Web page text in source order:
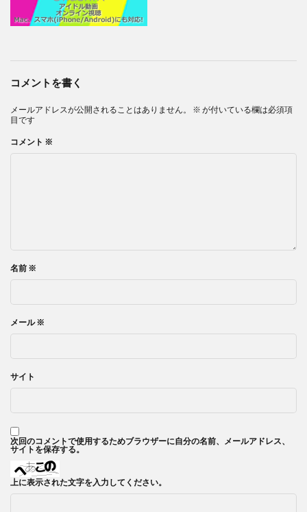
コメントを書く
メールアドレスが公開されることはありません。 ※ が付いている欄は必須項
目です
コメント ※
名前 ※
メール※
サイト
次回のコメントで使用するためブラウザーに自分の名前、メールアドレス、
サイトを保存する。
上に表示された文字を入力してください。